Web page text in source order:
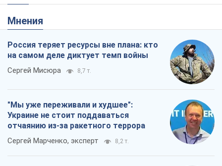
Мнения
Россия теряет ресурсы вне плана: кто
на самом деле диктует темп войны
Сергей Мисюра 8,7 т.
"Мы уже переживали и худшее":
Украине не стоит поддаваться
отчаянию из-за ракетного террора
Сергей Марченко, эксперт 8,2 т.